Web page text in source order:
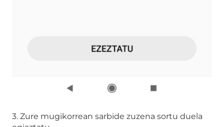
3. Zure mugikorrean sarbide zuzena sortu duela